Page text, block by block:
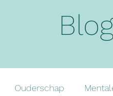
Blog
Ouderschap